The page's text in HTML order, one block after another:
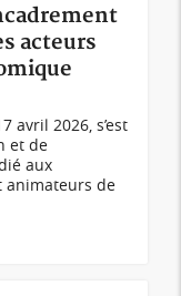
acteurs
avril 2026, s’est
et de
aux
animateurs de